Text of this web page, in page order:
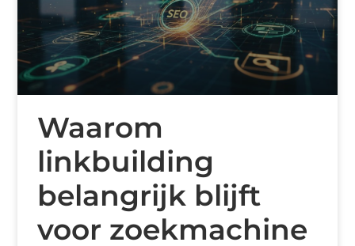
Waarom
linkbuilding
belangrijk blijft
voor zoekmachine